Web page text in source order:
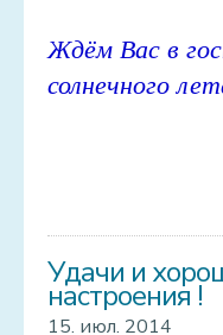
Ждём Вас в
солнечного
Удачи и
настроения !
15. июл. 2014